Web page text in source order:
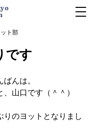
です
ト部
ばんは。
、山口です（＾＾）
りのヨットとなりまし